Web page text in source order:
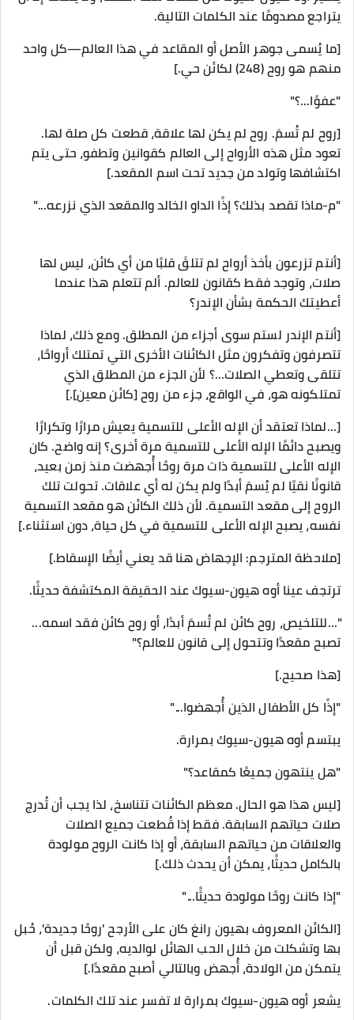
يتراجع مصدومًا عند الكلمات التالية.
[ما يُسمى جوهر الأصل أو المقاعد في هذا العالم—كل واحد
منهم هو روح (248) لكائن حي.]
"عفوًا...؟"
[روح لم تُسمَ. روح لم يكن لها علاقة، قطعت كل صلة لها.
تعود مثل هذه الأرواح إلى العالم كقوانين وتطفو، حتى يتم
اكتشافها وتولد من جديد تحت اسم المقعد.]
"م-ماذا تقصد بذلك؟ إذًا الداو الخالد والمقعد الذي نزرعه..."
[أنتم تزرعون بأخذ أرواح لم تتلقَ قلبًا من أي كائن، ليس لها
صلات، وتوجد فقط كقانون للعالم. ألم تتعلم هذا عندما
أعطيتك الحكمة بشأن الإندر؟
[أنتم الإندر لستم سوى أجزاء من المطلق. ومع ذلك، لماذا
تتصرفون وتفكرون مثل الكائنات الأخرى التي تمتلك أرواحًا،
تتلقى وتعطي الصلات...؟ لأن الجزء من المطلق الذي
تمتلكونه هو، في الواقع، جزء من روح [كائن معين].]
[...لماذا تعتقد أن الإله الأعلى للتسمية يعيش مرارًا وتكرارًا
ويصبح دائمًا الإله الأعلى للتسمية مرة أخرى؟ إنه واضح. كان
الإله الأعلى للتسمية ذات مرة روحًا أُجهضت منذ زمن بعيد،
قانونًا نقيًا لم يُسمَ أبدًا ولم يكن له أي علاقات. تحولت تلك
الروح إلى مقعد التسمية. لأن ذلك الكائن هو مقعد التسمية
نفسه، يصبح الإله الأعلى للتسمية في كل حياة، دون استثناء.]
[ملاحظة المترجم: الإجهاض هنا قد يعني أيضًا الإسقاط.]
ترتجف عينا أوه هيون-سيوك عند الحقيقة المكتشفة حديثًا.
"...للتلخيص، روح كائن لم تُسمَ أبدًا، أو روح كائن فقد اسمه...
تصبح مقعدًا وتتحول إلى قانون للعالم؟"
[هذا صحيح.]
"إذًا كل الأطفال الذين أُجهضوا..."
يبتسم أوه هيون-سيوك بمرارة.
"هل ينتهون جميعًا كمقاعد؟"
[ليس هذا هو الحال. معظم الكائنات تتناسخ، لذا يجب أن تُدرج
صلات حياتهم السابقة. فقط إذا قُطعت جميع الصلات
والعلاقات من حياتهم السابقة، أو إذا كانت الروح مولودة
بالكامل حديثًا، يمكن أن يحدث ذلك.]
"إذا كانت روحًا مولودة حديثًا..."
[الكائن المعروف بهيون رانغ كان على الأرجح 'روحًا جديدة'، حُبل
بها وتشكلت من خلال الحب الهائل لوالديه، ولكن قبل أن
يتمكن من الولادة، أُجهض وبالتالي أصبح مقعدًا.]
يشعر أوه هيون-سيوك بمرارة لا تفسر عند تلك الكلمات.